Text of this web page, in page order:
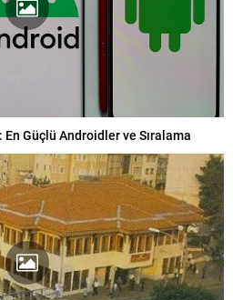
Güçlü Androidler ve Sıralama